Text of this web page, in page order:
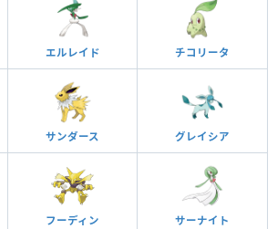
エルレイド チコリータ
サンダース グレイシア
フーディン サーナイト